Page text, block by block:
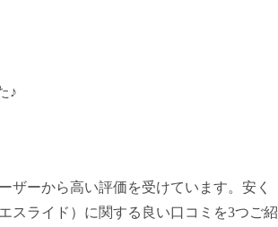
♪
ザーから高い評価を受けています。安く
スライド）に関する良い口コミを3つご紹